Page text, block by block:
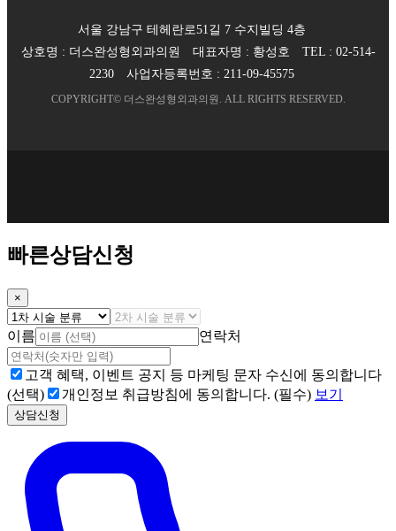
서울 강남구 테헤란로51길 7 수지빌딩 4층
상호명 : 더스완성형외과의원 대표자명 : 황성호 TEL : 02-514-
2230
사업자등록번호 : 211-09-45575
COPYRIGHT© 더스완성형외과의원 . ALL RIGHTS RESERVED.
빠른상담신청
×
이름 연락처
고객 혜택, 이벤트 공지 등 마케팅 문자 수신에 동의합니다
(선택)
개인정보 취급방침에 동의합니다. (필수) 보기
상담신청